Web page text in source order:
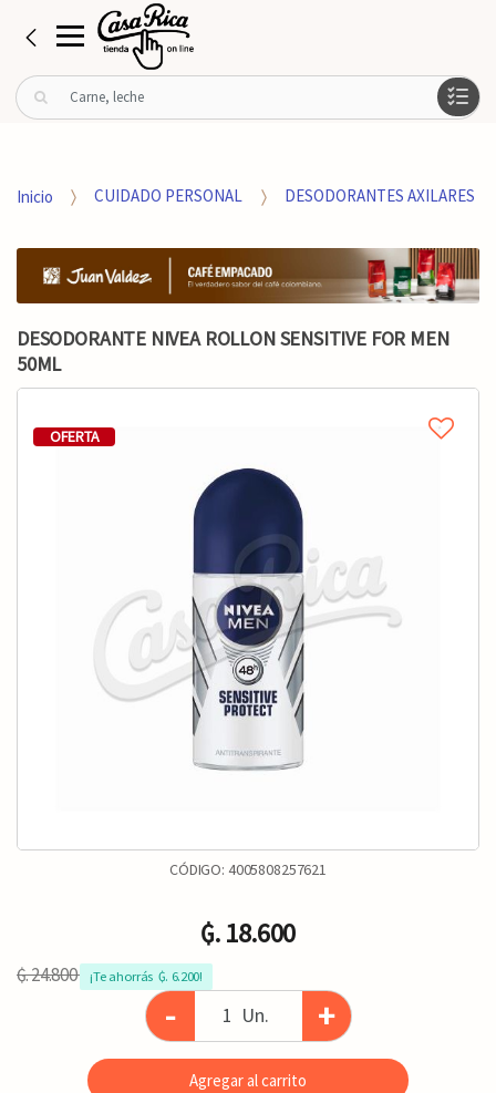
B
u
r
o
Inicio CUIDADO PERSONAL DESODORANTES AXILARES
DESODORANTE NIVEA ROLLON SENSITIVE FOR MEN
50ML
OFERTA
CÓDIGO: 4005808257621
₲. 18.600
₲. 24.800 ¡Te ahorrás  ₲. 6.200!
- Un. +
Agregar al carrito